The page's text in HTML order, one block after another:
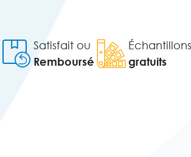
Satisfait ou
Remboursé
Échantillons
gratuits